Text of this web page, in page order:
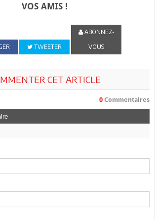
VOS AMIS !
TWEETER
ABONNEZ-
VOUS
CET ARTICLE
0 Commentaires